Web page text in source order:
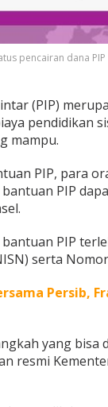
pencairan dana
(PIP)
pendidikan
mampu.
PIP, para
PIP
PIP
serta
Persib,
yang bisa
resmi